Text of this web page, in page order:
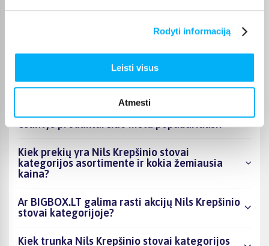
Rodyti informaciją
Leisti visus
Atmesti
DUK
esantys produktai šiuo metu populiariausi?
Kiek prekių yra Nils Krepšinio stovai
kategorijos asortimente ir kokia žemiausia
kaina?
Ar BIGBOX.LT galima rasti akcijų Nils Krepšinio
stovai kategorijoje?
Kiek trunka Nils Krepšinio stovai kategorijos